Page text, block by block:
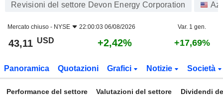
Revisioni del settore Devon Energy Corporation
Mercato chiuso - NYSE 22:00:03 06/08/2026 Var. 1 gen.
43,11 USD +2,42% +17,69%
Panoramica Quotazioni Grafici Notizie Società
Performance del settore Valutazioni del settore Dividendi